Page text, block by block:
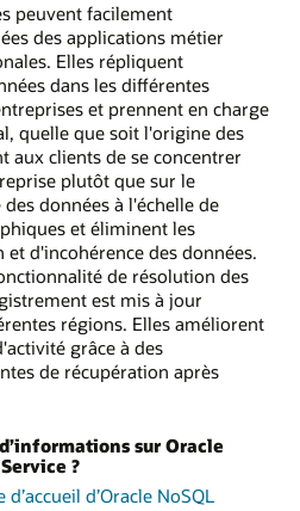
peuvent facilement
des applications métier
Elles répliquent
dans les différentes
et prennent en charge
quelle que soit l'origine des
aux clients de se concentrer
plutôt que sur le
données à l'échelle de
et éliminent les
d'incohérence des données.
de résolution des
est mis à jour
régions. Elles améliorent
grâce à des
de récupération après
sur Oracle
?
d’accueil d’Oracle NoSQL